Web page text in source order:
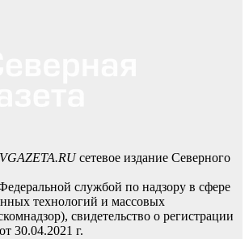
сетевое издание Северного
службой по надзору в сфере
технологий и массовых
свидетельство о регистрации
30.04.2021 г.